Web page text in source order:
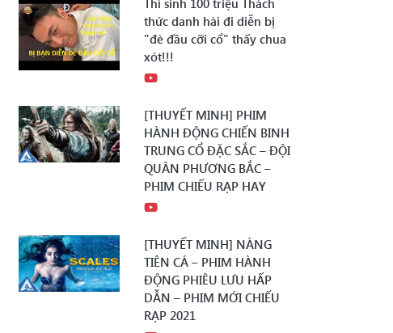
Thí sinh 100 triệu Thách
thức danh hài đi diễn bị
"đè đầu cỡi cổ" thấy chua
xót!!!
[THUYẾT MINH] PHIM
HÀNH ĐỘNG CHIẾN BINH
TRUNG CỔ ĐẶC SẮC – ĐỘI
QUÂN PHƯƠNG BẮC –
PHIM CHIẾU RẠP HAY
[THUYẾT MINH] NÀNG
TIÊN CÁ – PHIM HÀNH
ĐỘNG PHIÊU LƯU HẤP
DẪN – PHIM MỚI CHIẾU
RẠP 2021